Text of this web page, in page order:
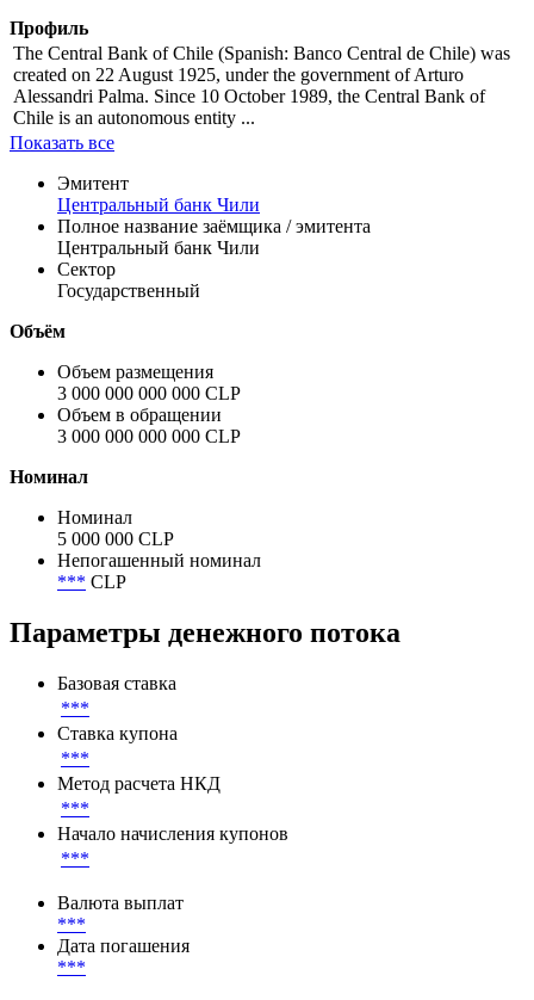
Профиль
The Central Bank of Chile (Spanish: Banco Central de Chile) was
created on 22 August 1925, under the government of Arturo
Alessandri Palma. Since 10 October 1989, the Central Bank of
Chile is an autonomous entity ...
Показать все
Эмитент
Центральный банк Чили
Полное название заёмщика / эмитента
Центральный банк Чили
Сектор
Государственный
Объём
Объем размещения
3 000 000 000 000 CLP
Объем в обращении
3 000 000 000 000 CLP
Номинал
Номинал
5 000 000 CLP
Непогашенный номинал
*** CLP
Параметры денежного потока
Базовая ставка
***
Ставка купона
***
Метод расчета НКД
***
Начало начисления купонов
***
Валюта выплат
***
Дата погашения
***